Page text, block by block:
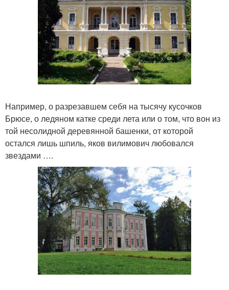
Например, о разрезавшем себя на тысячу кусочков
Брюсе, о ледяном катке среди лета или о том, что вон из
той несолидной деревянной башенки, от которой
остался лишь шпиль, яков вилимович любовался
звездами ….